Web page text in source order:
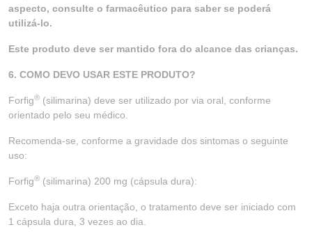
aspecto, consulte o farmacêutico para saber se poderá
utilizá-lo.
Este produto deve ser mantido fora do alcance das crianças.
6. COMO DEVO USAR ESTE PRODUTO?
Forfig® (silimarina) deve ser utilizado por via oral, conforme
orientado pelo seu médico.
Recomenda-se, conforme a gravidade dos sintomas o seguinte
uso:
Forfig® (silimarina) 200 mg (cápsula dura):
Exceto haja outra orientação, o tratamento deve ser iniciado com
1 cápsula dura, 3 vezes ao dia.